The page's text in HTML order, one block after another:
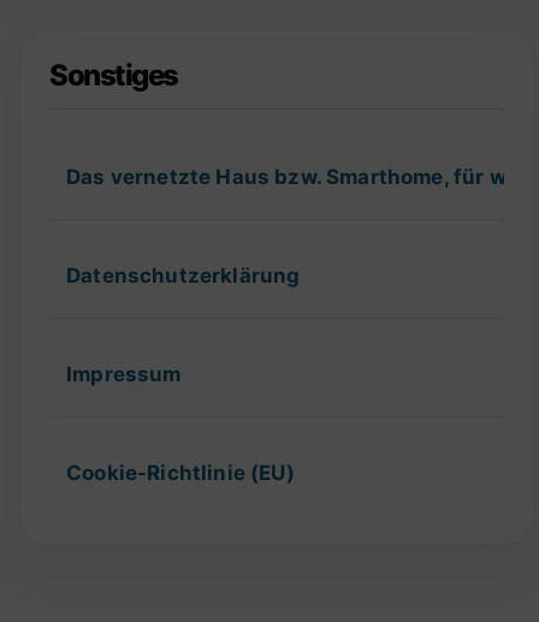
Sonstiges
Das vernetzte Haus bzw. Smarthome, für
Datenschutzerklärung
Impressum
Cookie-Richtlinie (EU)